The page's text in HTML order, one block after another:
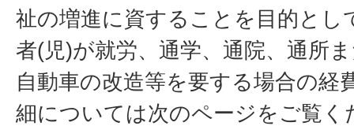
祉の増進に資することを目的とし
者(児)が就労、通学、通院、通所
自動車の改造等を要する場合の経
細については次のページをご覧く